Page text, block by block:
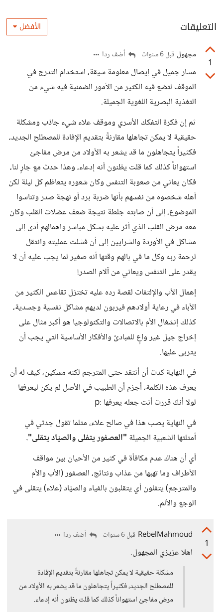
التعليقات الأفضل
1
مجهول قبل 6 سنوات أضف ردا
مسار جميل في إيصال معلومة شيقة، استخدام التدرج في
الموقف لتضع فيه الكثير من الأمور الضمنية فيه شيء من
التغذية البصرية اللغوية الجميلة.
ثم إن فكرة التفكك الأسري وموقف علاء شيء جاذب ومشكلة
حقيقية لا يمكن تجاهلها مقارنةً بتقديم الإفادة للمصطلح الجديد،
فكثيراً يتجاهلون ما قد يشعر به الأولاد من مرض مفاجئ
استهواناً كذلك كما قلت يظنون أنه إدعاء، وهذا حدث مع جارٍ لنا،
فكان يعاني من صعوبة التنفس وكان شعوره يتعاظم كل ليلة لكن
أهله شخصوه من نفسهم بأنها ضربة برد أو نهجة صدر وتناسوا
الموضوع، إلى أن صابته جلطة نتيجة ضعف عضلات القلب وكان
معه مرض القلب الذي أثر عليه بشكل مباشر واهمالهم أدى إلى
مشاكل في الأوردة والشرايين إلى أن فشلت عمليته وانتقل
لرحمة ربه وكل ما في بالهم وقتها أنه صغير لما يجب عليه أن لا
يقدر على التنفس ويعاني من آلام الصدر!
إهمال الأب والإلتفات لقصة رده عليه تختزل تقاعس الكثير من
الأباء في رعاية أولادهم فيربون لديهم مشاكل نفسية وجسدية،
كذلك إنشغال الأم بالاتصالات والتكنولوجيا هو أكبر مثال على
إخراج جيل غير واعٍ للمبادئ والأفكار الأساسية التي يجب أن
يتربى عليها.
في النهاية كدت أن أنتقد حتى المترجم لكنه مسكين، كيف له أن
يعرف هذه الكلمة، أجزم أن الطبيب في الأصل لم يكن ليعرفها
لولا أنكَ قررت أنت جعله يعرفها :p
في النهاية يصب هذا في صالح علاء، مثلما تقول جدتي في
أمثلتها الشعبية الجميلة "العصفور يتفلى والصيّاد يتقلى".
أي أن هناك عدم مكافأة في كثير من الأحيان بين مواقف
الأطراف وما تهبها من عذاب ونتائج، العصفور (الأب والأم
والمترجم) يتفلون أي يتقلبون بالفياء والصيّاد (علاء) يتقلى في
الوجع والألم.
1
RebelMahmoud قبل 6 سنوات أضف ردا
اهلا عزيزي المجهول.
مشكلة حقيقية لا يمكن تجاهلها مقارنةً بتقديم الإفادة
للمصطلح الجديد، فكثيراً يتجاهلون ما قد يشعر به الأولاد من
مرض مفاجئ استهواناً كذلك كما قلت يظنون أنه إدعاء.